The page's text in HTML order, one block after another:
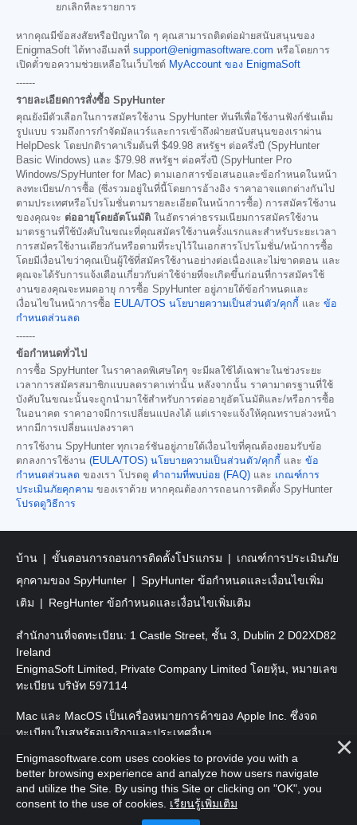
ยกเลิกทีละรายการ
หากคุณมีข้อสงสัยหรือปัญหาใด ๆ คุณสามารถติดต่อฝ่ายสนับสนุนของ
EnigmaSoft ได้ทางอีเมลที่ support@enigmasoftware.com หรือโดยการ
เปิดตั๋วขอความช่วยเหลือในเว็บไซต์ MyAccount ของ EnigmaSoft
------
รายละเอียดการสั่งซื้อ SpyHunter
คุณยังมีตัวเลือกในการสมัครใช้งาน SpyHunter ทันทีเพื่อใช้งานฟังก์ชันเต็ม
รูปแบบ รวมถึงการกำจัดมัลแวร์และการเข้าถึงฝ่ายสนับสนุนของเราผ่าน
HelpDesk โดยปกติราคาเริ่มต้นที่ $49.98 สหรัฐฯ ต่อครึ่งปี (SpyHunter
Basic Windows) และ $79.98 สหรัฐฯ ต่อครึ่งปี (SpyHunter Pro
Windows/SpyHunter for Mac) ตามเอกสารข้อเสนอและข้อกำหนดในหน้า
ลงทะเบียน/การซื้อ (ซึ่งรวมอยู่ในที่นี้โดยการอ้างอิง ราคาอาจแตกต่างกันไป
ตามประเทศหรือโปรโมชั่นตามรายละเอียดในหน้าการซื้อ) การสมัครใช้งาน
ของคุณจะ ต่ออายุโดยอัตโนมัติ ในอัตราค่าธรรมเนียมการสมัครใช้งาน
มาตรฐานที่ใช้บังคับในขณะที่คุณสมัครใช้งานครั้งแรกและสำหรับระยะเวลา
การสมัครใช้งานเดียวกันหรือตามที่ระบุไว้ในเอกสารโปรโมชั่น/หน้าการซื้อ
โดยมีเงื่อนไขว่าคุณเป็นผู้ใช้ที่สมัครใช้งานอย่างต่อเนื่องและไม่ขาดตอน และ
คุณจะได้รับการแจ้งเตือนเกี่ยวกับค่าใช้จ่ายที่จะเกิดขึ้นก่อนที่การสมัครใช้
งานของคุณจะหมดอายุ การซื้อ SpyHunter อยู่ภายใต้ข้อกำหนดและ
เงื่อนไขในหน้าการซื้อ EULA/TOS นโยบายความเป็นส่วนตัว/คุกกี้ และ ข้อ
กำหนดส่วนลด
------
ข้อกำหนดทั่วไป
การซื้อ SpyHunter ในราคาลดพิเศษใดๆ จะมีผลใช้ได้เฉพาะในช่วงระยะ
เวลาการสมัครสมาชิกแบบลดราคาเท่านั้น หลังจากนั้น ราคามาตรฐานที่ใช้
บังคับในขณะนั้นจะถูกนำมาใช้สำหรับการต่ออายุอัตโนมัติและ/หรือการซื้อ
ในอนาคต ราคาอาจมีการเปลี่ยนแปลงได้ แต่เราจะแจ้งให้คุณทราบล่วงหน้า
หากมีการเปลี่ยนแปลงราคา
การใช้งาน SpyHunter ทุกเวอร์ชันอยู่ภายใต้เงื่อนไขที่คุณต้องยอมรับข้อ
ตกลงการใช้งาน (EULA/TOS) นโยบายความเป็นส่วนตัว/คุกกี้ และ ข้อ
กำหนดส่วนลด ของเรา โปรดดู คำถามที่พบบ่อย (FAQ) และ เกณฑ์การ
ประเมินภัยคุกคาม ของเราด้วย หากคุณต้องการถอนการติดตั้ง SpyHunter
โปรดดูวิธีการ
บ้าน ขั้นตอนการถอนการติดตั้งโปรแกรม
เกณฑ์การประเมินภัย
คุกคามของ SpyHunter
SpyHunter ข้อกำหนดและเงื่อนไขเพิ่ม
เติม
RegHunter ข้อกำหนดและเงื่อนไขเพิ่มเติม
สำนักงานที่จดทะเบียน: 1 Castle Street, ชั้น 3, Dublin 2 D02XD82
Ireland
EnigmaSoft Limited, Private Company Limited โดยหุ้น, หมายเลข
ทะเบียน บริษัท 597114
Mac และ MacOS เป็นเครื่องหมายการค้าของ Apple Inc. ซึ่งจด
ทะเบียนในสหรัฐอเมริกาและประเทศอื่นๆ
ลิขสิทธิ์ 2016-2026EnigmaSoft Ltd. สงวนลิขสิทธิ์
Enigmasoftware.com uses cookies to provide you with a
better browsing experience and analyze how users navigate
and utilize the Site. By using this Site or clicking on "OK", you
consent to the use of cookies. เรียนรู้เพิ่มเติม